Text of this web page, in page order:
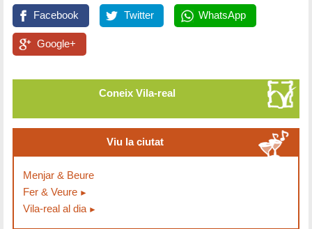
Facebook Twitter WhatsApp
Google+
Coneix Vila-real
Viu la ciutat
Menjar & Beure
Fer & Veure
Vila-real al dia